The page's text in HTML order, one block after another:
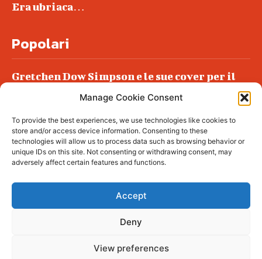
Manage Cookie Consent
To provide the best experiences, we use technologies like cookies to
store and/or access device information. Consenting to these
technologies will allow us to process data such as browsing behavior or
unique IDs on this site. Not consenting or withdrawing consent, may
adversely affect certain features and functions.
Accept
Deny
View preferences
Era ubriaca…
Popolari
Gretchen Dow Simpson e le sue cover per il
Podlech, il Cile lo ha condannato
all’ergastolo
Era ubriaca…
© tagDiv - All rights reserved. Made with
complete News Portal about living, lifestyle,
fashion and wellness. Take your time and